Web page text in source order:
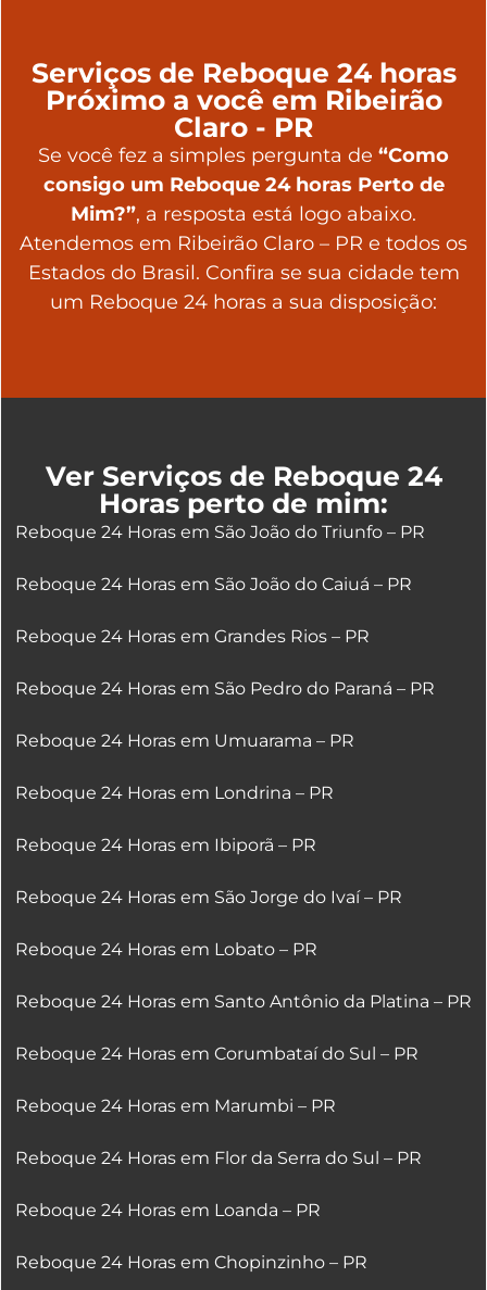
Serviços de Reboque 24 horas
Próximo a você em Ribeirão
Claro - PR
Se você fez a simples pergunta de “Como
consigo um Reboque 24 horas Perto de
Mim?”, a resposta está logo abaixo.
Atendemos em Ribeirão Claro – PR e todos os
Estados do Brasil. Confira se sua cidade tem
um Reboque 24 horas a sua disposição:
Ver Serviços de Reboque 24
Horas perto de mim:
Reboque 24 Horas em São João do Triunfo – PR
Reboque 24 Horas em São João do Caiuá – PR
Reboque 24 Horas em Grandes Rios – PR
Reboque 24 Horas em São Pedro do Paraná – PR
Reboque 24 Horas em Umuarama – PR
Reboque 24 Horas em Londrina – PR
Reboque 24 Horas em Ibiporã – PR
Reboque 24 Horas em São Jorge do Ivaí – PR
Reboque 24 Horas em Lobato – PR
Reboque 24 Horas em Santo Antônio da Platina – PR
Reboque 24 Horas em Corumbataí do Sul – PR
Reboque 24 Horas em Marumbi – PR
Reboque 24 Horas em Flor da Serra do Sul – PR
Reboque 24 Horas em Loanda – PR
Reboque 24 Horas em Chopinzinho – PR